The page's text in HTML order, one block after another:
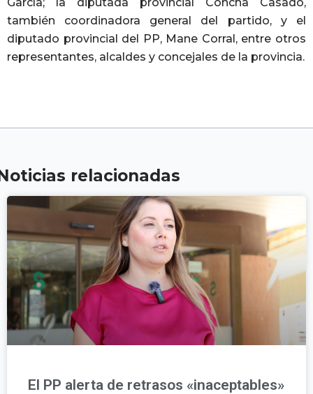
también coordinadora general del partido, y el
diputado provincial del PP, Mane Corral, entre otros
representantes, alcaldes y concejales de la provincia.
relacionadas
El PP alerta de retrasos «inaceptables»